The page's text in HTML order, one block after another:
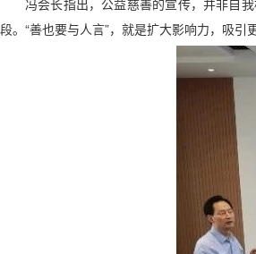
冯会长指出，公益慈善的宣传，并非自
段。“善也要与人言”，就是扩大影响力，吸